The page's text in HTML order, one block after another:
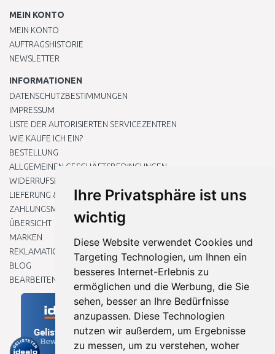
Ihre Privatsphäre ist uns
wichtig
Diese Website verwendet Cookies und
Targeting Technologien, um Ihnen ein
besseres Internet-Erlebnis zu
ermöglichen und die Werbung, die Sie
sehen, besser an Ihre Bedürfnisse
anzupassen. Diese Technologien
nutzen wir außerdem, um Ergebnisse
zu messen, um zu verstehen, woher
MEIN KONTO
MEIN KONTO
AUFTRAGSHISTORIE
NEWSLETTER
INFORMATIONEN
DATENSCHUTZBESTIMMUNGEN
IMPRESSUM
LISTE DER AUTORISIERTEN SERVICEZENTREN
WIE KAUFE ICH EIN?
BESTELLUNG
ALLGEMEINEN GESCHÄFTSBEDINGUNGEN
WIDERRUFSRECHT
LIEFERUNG & ZAHLUNG
ZAHLUNGSMETHODEN
ÜBERSICHT
MARKEN
REKLAMATIONEN UND RETOUREN
BLOG
BEARBEITEN SIE MEINE COOKIE-EINSTELLUNGEN